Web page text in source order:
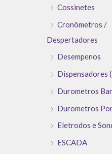
Cossinetes
Cronômetros /
Despertadores
Desempenos
Dispensadores
Durometros
Durometros
Eletrodos e
ESCADA